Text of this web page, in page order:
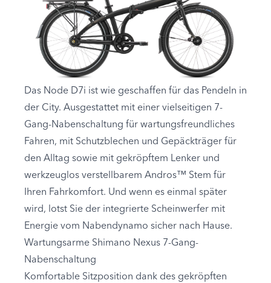
Das Node D7i ist wie geschaffen für das Pendeln in
der City. Ausgestattet mit einer vielseitigen 7-
Gang-Nabenschaltung für wartungsfreundliches
Fahren, mit Schutzblechen und Gepäckträger für
den Alltag sowie mit gekröpftem Lenker und
werkzeuglos verstellbarem Andros™ Stem für
Ihren Fahrkomfort. Und wenn es einmal später
wird, lotst Sie der integrierte Scheinwerfer mit
Energie vom Nabendynamo sicher nach Hause.
Wartungsarme Shimano Nexus 7-Gang-
Nabenschaltung
Komfortable Sitzposition dank des gekröpften